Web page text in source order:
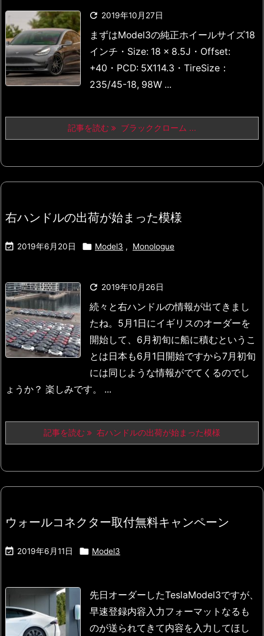
 2019年10月27日
まずはModel3の純正ホイールサイズ18
インチ ・Size: 18 x 8.5J ・Offset:
+40 ・PCD: 5X114.3 ・TireSize：
235/45-18, 98W ...
記事を読む ブラッククローム ...
右ハンドルの出荷が始まった模様
 2019年6月20日  Model3 , Monologue
 2019年10月26日
続々と右ハンドルの情報が出てきまし
たね。 5月1日にイギリスのオーダーを
開始して、6月初旬に船に積むというこ
とは日本も6月1日開始ですから7月初旬
には同じような情報がでてくるのでし
ょうか？ 楽しみです。 ...
記事を読む 右ハンドルの出荷が始まった模様
ウォールコネクター取付無料キャンペーン
 2019年6月11日  Model3
先日オーダーしたTeslaModel3ですが、
早速登録内容入力フォーマットなるも
のが送られてきて内容を入力してほし